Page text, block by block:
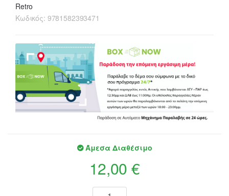
Retro
Κωδικός: 9781582393471
Άμεσα Διαθέσιμο
12,00 €